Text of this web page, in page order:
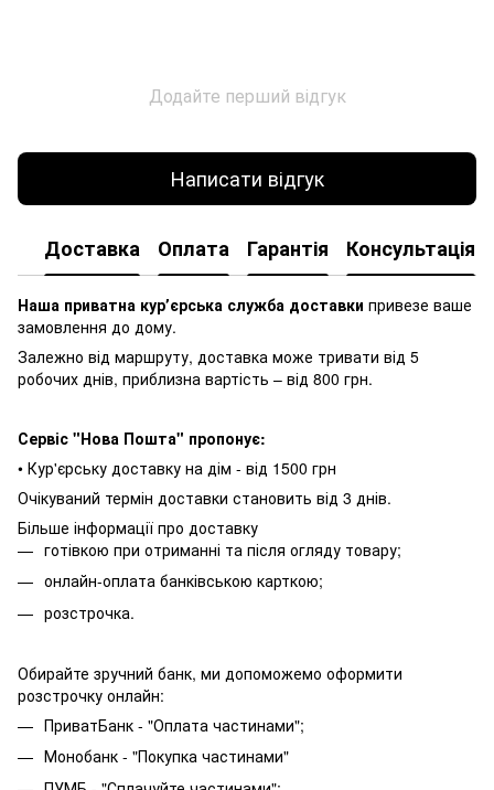
Додайте перший відгук
Написати відгук
Доставка Оплата Гарантія Консультація
Наша приватна курʼєрська служба доставки привезе ваше
замовлення до дому.
Залежно від маршруту, доставка може тривати від 5
робочих днів, приблизна вартість – від 800 грн.
Сервіс "Нова Пошта" пропонує:
• Кур'єрську доставку на дім - від 1500 грн
Очікуваний термін доставки становить від 3 днів.
Більше інформації про доставку
готівкою при отриманні та після огляду товару;
онлайн-оплата банківською карткою;
розстрочка.
Обирайте зручний банк, ми допоможемо оформити
розстрочку онлайн:
ПриватБанк - "Оплата частинами";
Монобанк - "Покупка частинами"